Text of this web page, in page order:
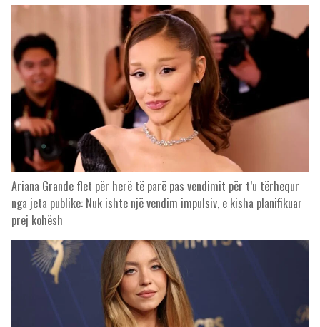
Ariana Grande flet për herë të parë pas vendimit për t’u tërhequr
nga jeta publike: Nuk ishte një vendim impulsiv, e kisha planifikuar
prej kohësh